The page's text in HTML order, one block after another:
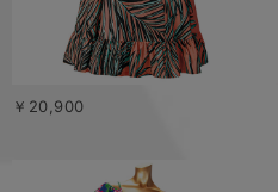
￥20,900